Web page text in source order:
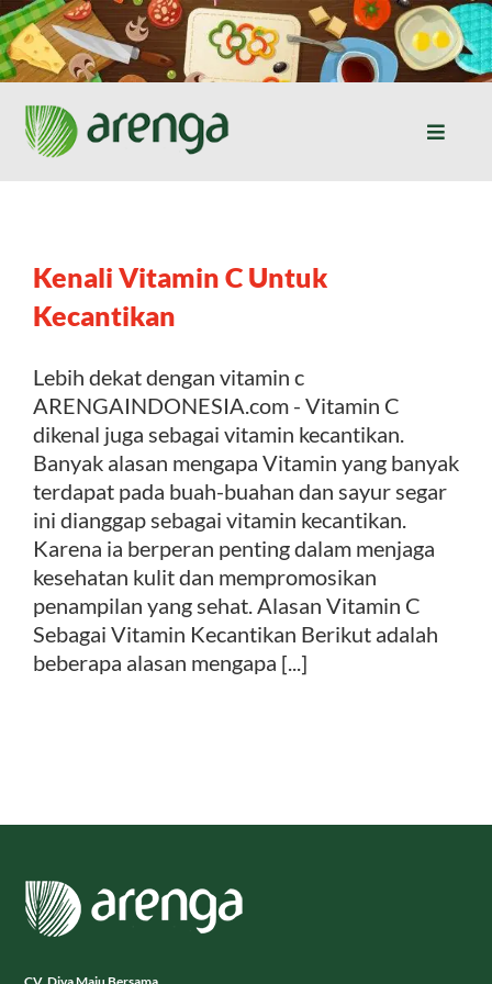
Skip
to
content
Toggle
Resep Masakan
Jurnal
Tentang Kami
Produk
Kontak
Kenali Vitamin C Untuk
Kecantikan
Lebih dekat dengan vitamin c
ARENGAINDONESIA.com - Vitamin C
dikenal juga sebagai vitamin kecantikan.
Banyak alasan mengapa Vitamin yang banyak
terdapat pada buah-buahan dan sayur segar
ini dianggap sebagai vitamin kecantikan.
Karena ia berperan penting dalam menjaga
kesehatan kulit dan mempromosikan
penampilan yang sehat. Alasan Vitamin C
Sebagai Vitamin Kecantikan Berikut adalah
beberapa alasan mengapa [...]